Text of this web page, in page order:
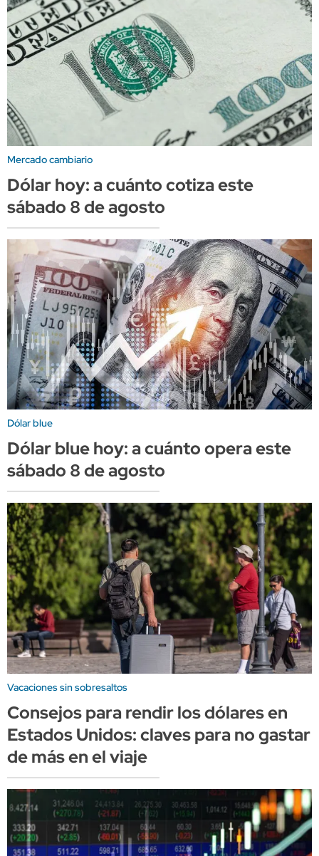
Mercado cambiario
Dólar hoy: a cuánto cotiza este
sábado 8 de agosto
Dólar blue
Dólar blue hoy: a cuánto opera este
sábado 8 de agosto
Vacaciones sin sobresaltos
Consejos para rendir los dólares en
Estados Unidos: claves para no gastar
de más en el viaje